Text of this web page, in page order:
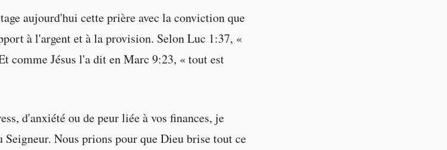
aujourd'hui cette prière avec la conviction que
à l'argent et à la provision. Selon Luc 1:37, «
comme Jésus l'a dit en Marc 9:23, « tout est
d'anxiété ou de peur liée à vos finances, je
Nous prions pour que Dieu brise tout ce